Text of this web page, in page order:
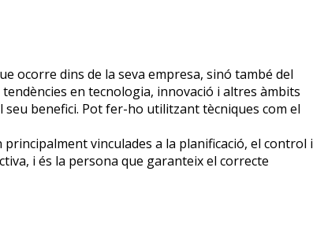
ocorre dins de la seva empresa, sinó també del
en tecnologia, innovació i altres àmbits
benefici. Pot fer-ho utilitzant tècniques com el
principalment vinculades a la planificació, el control i
i és la persona que garanteix el correcte